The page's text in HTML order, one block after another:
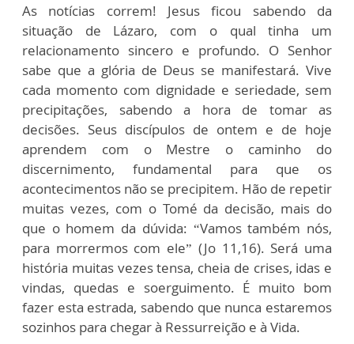
As notícias correm! Jesus ficou sabendo da
situação de Lázaro, com o qual tinha um
relacionamento sincero e profundo. O Senhor
sabe que a glória de Deus se manifestará. Vive
cada momento com dignidade e seriedade, sem
precipitações, sabendo a hora de tomar as
decisões. Seus discípulos de ontem e de hoje
aprendem com o Mestre o caminho do
discernimento, fundamental para que os
acontecimentos não se precipitem. Hão de repetir
muitas vezes, com o Tomé da decisão, mais do
que o homem da dúvida: “Vamos também nós,
para morrermos com ele” (Jo 11,16). Será uma
história muitas vezes tensa, cheia de crises, idas e
vindas, quedas e soerguimento. É muito bom
fazer esta estrada, sabendo que nunca estaremos
sozinhos para chegar à Ressurreição e à Vida.